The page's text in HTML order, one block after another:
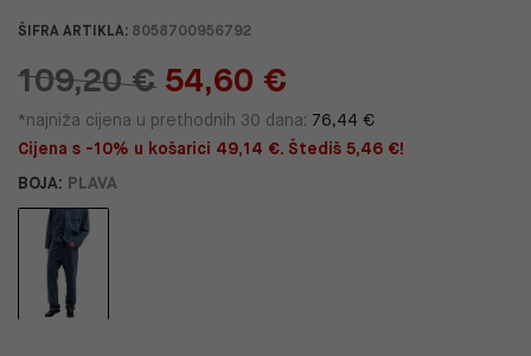
ŠIFRA ARTIKLA: 8058700956792
109,20 € 54,60 €
*najniža cijena u prethodnih 30 dana: 76,44 €
Cijena s -10% u košarici 49,14 €. Štediš 5,46 €!
BOJA: PLAVA